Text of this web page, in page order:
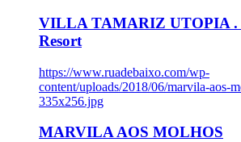
VILLA TAMARIZ UTOPIA .
Resort
https://www.ruadebaixo.com/wp-
content/uploads/2018/06/marvila-aos-
335x256.jpg
MARVILA AOS MOLHOS